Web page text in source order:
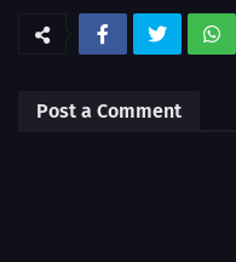
Post a Comment